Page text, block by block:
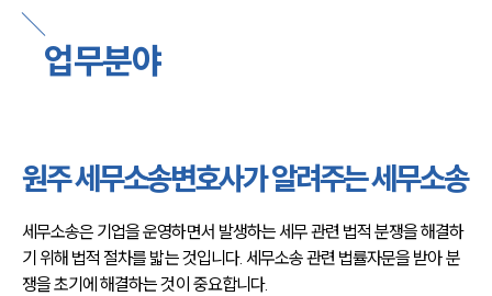
서울·춘천·원주변호사
원주형사전문변호사
원주이혼전문변호사
원주학교폭력변호사
원주변호사 주요 업무사례
원주 분사무소 오시는 길
채용정보
업무분야
원주 세무소송변호사가 알려주는 세무소송
세무소송은 기업을 운영하면서 발생하는 세무 관련 법적 분쟁을 해결하
기 위해 법적 절차를 밟는 것입니다. 세무소송 관련 법률자문을 받아 분
쟁을 초기에 해결하는 것이 중요합니다.